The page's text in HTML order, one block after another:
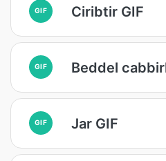
GIF Ciribtir GIF
GIF Beddel
GIF Jar GIF